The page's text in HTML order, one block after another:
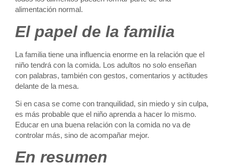
alimentación normal.
El papel de la familia
La familia tiene una influencia enorme en la relación que el
niño tendrá con la comida. Los adultos no solo enseñan
con palabras, también con gestos, comentarios y actitudes
delante de la mesa.
Si en casa se come con tranquilidad, sin miedo y sin culpa,
es más probable que el niño aprenda a hacer lo mismo.
Educar en una buena relación con la comida no va de
controlar más, sino de acompañar mejor.
En resumen